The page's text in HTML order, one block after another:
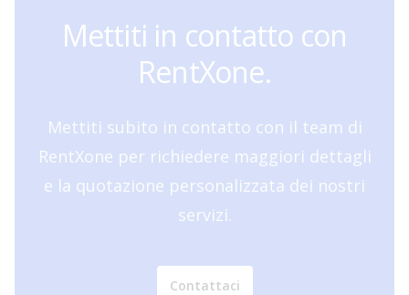
Mettiti in contatto con
RentXone.
Mettiti subito in contatto con il team di
RentXone per richiedere maggiori dettagli
e la quotazione personalizzata dei nostri
servizi.
Contattaci